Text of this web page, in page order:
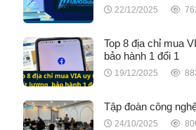
22/12/2025
Top 8 địa chỉ mua
bảo hành 1 đổi 1
19/12/2025
Tập đoàn công
24/10/2025